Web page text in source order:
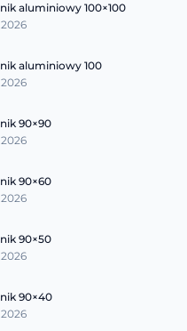
aluminiowy 100×100
aluminiowy 100
90×90
90×60
90×50
90×40